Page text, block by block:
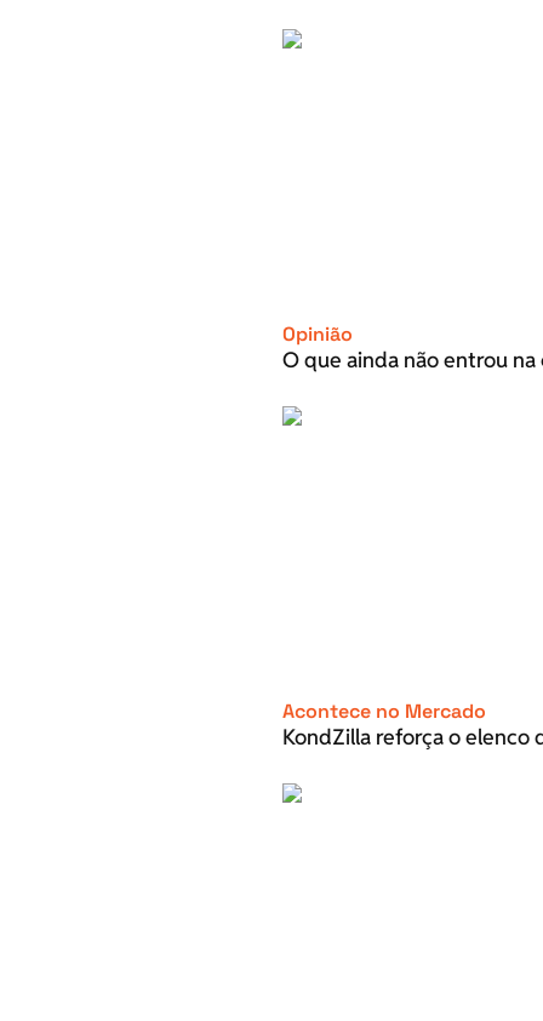
Opinião
O que ainda não entrou
Acontece no Mercado
KondZilla reforça o elenco